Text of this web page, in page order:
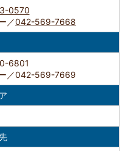
0570
／042-569-7668
6801
／042-569-7669